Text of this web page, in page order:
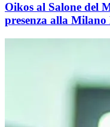
Oikos al Salone del
presenza alla Milano